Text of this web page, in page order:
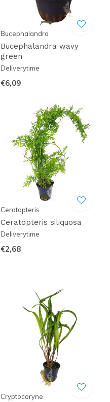
Bucephalandra
Bucephalandra wavy
green
Deliverytime
€6,09
Ceratopteris
Ceratopteris siliquosa
Deliverytime
€2,68
Cryptocoryne